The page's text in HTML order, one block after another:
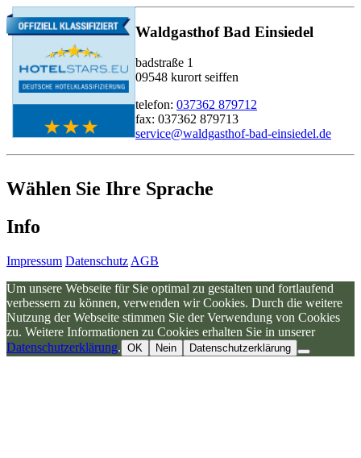
Waldgasthof Bad Einsiedel
badstraße 1
09548 kurort seiffen
telefon: 037362 879712
fax: 037362 879713
service@waldgasthof-bad-einsiedel.de
Wählen Sie Ihre Sprache
Info
Impressum Datenschutz AGB
Um unsere Webseite für Sie optimal zu gestalten und fortlaufend
verbessern zu können, verwenden wir Cookies. Durch die weitere
Nutzung der Webseite stimmen Sie der Verwendung von Cookies
zu. Weitere Informationen zu Cookies erhalten Sie in unserer
Datenschutzerklärung. OK Nein Datenschutzerklärung